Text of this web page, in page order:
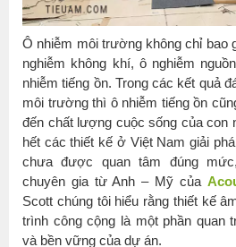
Ô nhiễm môi trường không chỉ bao
nghiễm không khí, ô nghiễm
nhiễm tiếng ồn. Trong các kết quả
môi trường thì ô nhiễm tiếng ồn
đến chất lượng cuộc sống của con
hết các thiết kế ở Việt Nam giải
chưa được quan tâm đúng
chuyên gia từ Anh – Mỹ của
Scott chúng tôi hiểu rằng thiết kế
trình công cộng là một phần quan
và bền vững của dự án.